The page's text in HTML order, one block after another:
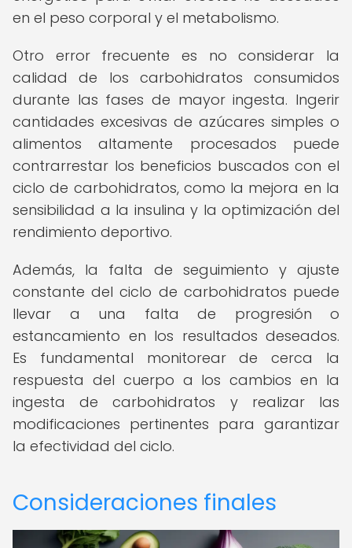
en el peso corporal y el metabolismo.
Otro error frecuente es no considerar la
calidad de los carbohidratos consumidos
durante las fases de mayor ingesta. Ingerir
cantidades excesivas de azúcares simples o
alimentos altamente procesados puede
contrarrestar los beneficios buscados con el
ciclo de carbohidratos, como la mejora en la
sensibilidad a la insulina y la optimización del
rendimiento deportivo.
Además, la falta de seguimiento y ajuste
constante del ciclo de carbohidratos puede
llevar a una falta de progresión o
estancamiento en los resultados deseados.
Es fundamental monitorear de cerca la
respuesta del cuerpo a los cambios en la
ingesta de carbohidratos y realizar las
modificaciones pertinentes para garantizar
la efectividad del ciclo.
Consideraciones finales